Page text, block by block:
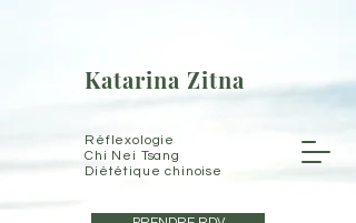
Katarina Zitna
Réflexologie
Chi Nei Tsang
Diététique chinoise